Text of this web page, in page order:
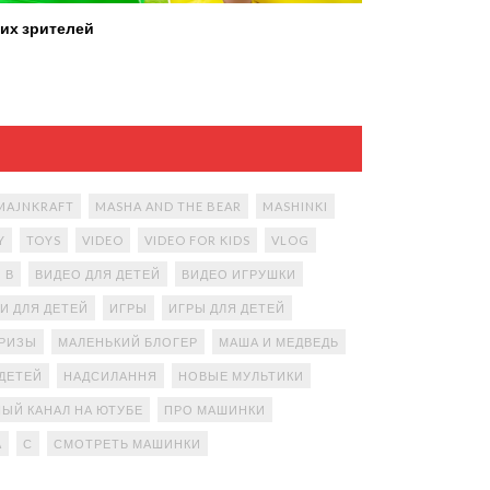
зрителей
MASHA AND THE BEAR MASHINKI
TOYS VIDEO VIDEO FOR KIDS VLOG
В ВИДЕО ДЛЯ ДЕТЕЙ ВИДЕО ИГРУШКИ
ДЛЯ ДЕТЕЙ ИГРЫ ИГРЫ ДЛЯ ДЕТЕЙ
МАЛЕНЬКИЙ БЛОГЕР МАША И МЕДВЕДЬ
НАДСИЛАННЯ НОВЫЕ МУЛЬТИКИ
КАНАЛ НА ЮТУБЕ ПРО МАШИНКИ
С СМОТРЕТЬ МАШИНКИ